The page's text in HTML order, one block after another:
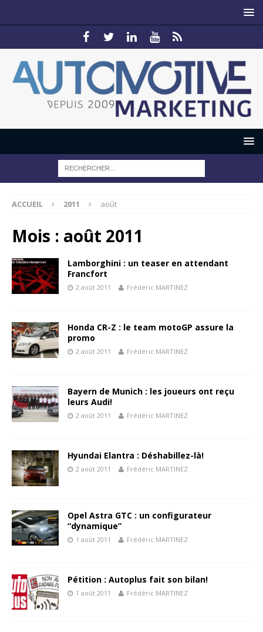
ACCUEIL 2011 août
Mois : août 2011
Lamborghini : un teaser en attendant
Francfort
2 août 2011 Frédéric MARTINEZ
Honda CR-Z : le team motoGP assure la
promo
2 août 2011 Frédéric MARTINEZ
Bayern de Munich : les joueurs ont reçu
leurs Audi!
2 août 2011 Frédéric MARTINEZ
Hyundai Elantra : Déshabillez-là!
2 août 2011 Frédéric MARTINEZ
Opel Astra GTC : un configurateur
“dynamique”
1 août 2011 Frédéric MARTINEZ
Pétition : Autoplus fait son bilan!
1 août 2011 Frédéric MARTINEZ